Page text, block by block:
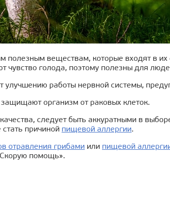
полезным веществам, которые входят в
чувство голода, поэтому полезны для
улучшению работы нервной системы,
организм от раковых клеток.
следует быть аккуратными в
причиной пищевой аллергии.
отравления грибами или пищевой
помощь».